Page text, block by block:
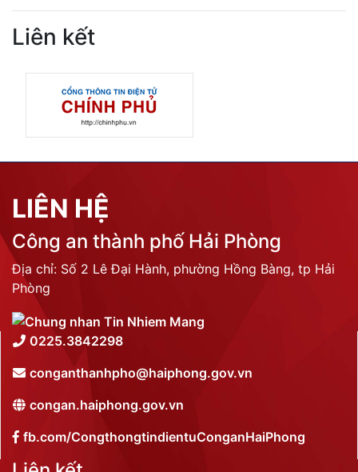
Liên kết
LIÊN HỆ
Công an thành phố Hải Phòng
Địa chỉ: Số 2 Lê Đại Hành, phường Hồng Bàng, tp Hải
Phòng
0225.3842298
conganthanhpho@haiphong.gov.vn
congan.haiphong.gov.vn
fb.com/CongthongtindientuConganHaiPhong